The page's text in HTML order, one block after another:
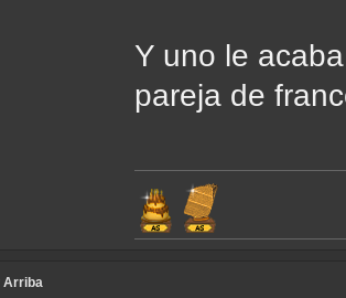
Y uno le
pareja de
Arriba